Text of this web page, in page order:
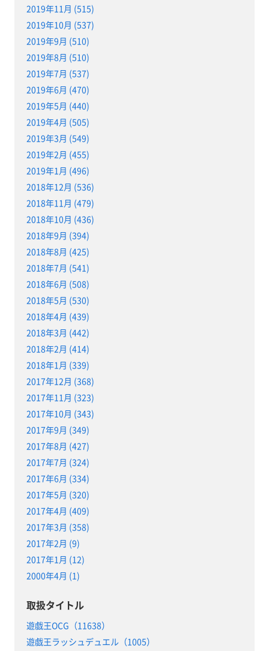
2019年11月 (515)
2019年10月 (537)
2019年9月 (510)
2019年8月 (510)
2019年7月 (537)
2019年6月 (470)
2019年5月 (440)
2019年4月 (505)
2019年3月 (549)
2019年2月 (455)
2019年1月 (496)
2018年12月 (536)
2018年11月 (479)
2018年10月 (436)
2018年9月 (394)
2018年8月 (425)
2018年7月 (541)
2018年6月 (508)
2018年5月 (530)
2018年4月 (439)
2018年3月 (442)
2018年2月 (414)
2018年1月 (339)
2017年12月 (368)
2017年11月 (323)
2017年10月 (343)
2017年9月 (349)
2017年8月 (427)
2017年7月 (324)
2017年6月 (334)
2017年5月 (320)
2017年4月 (409)
2017年3月 (358)
2017年2月 (9)
2017年1月 (12)
2000年4月 (1)
取扱タイトル
遊戯王OCG（11638）
遊戯王ラッシュデュエル（1005）